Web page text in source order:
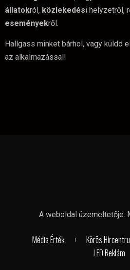
állatokról, közlekedési helyzetről,
eseményekről.
Hallgass minket bárhol, vagy küldd
az alkalmazással!
A weboldal üzemeltetője:
Média Érték Körös
LED Reklám